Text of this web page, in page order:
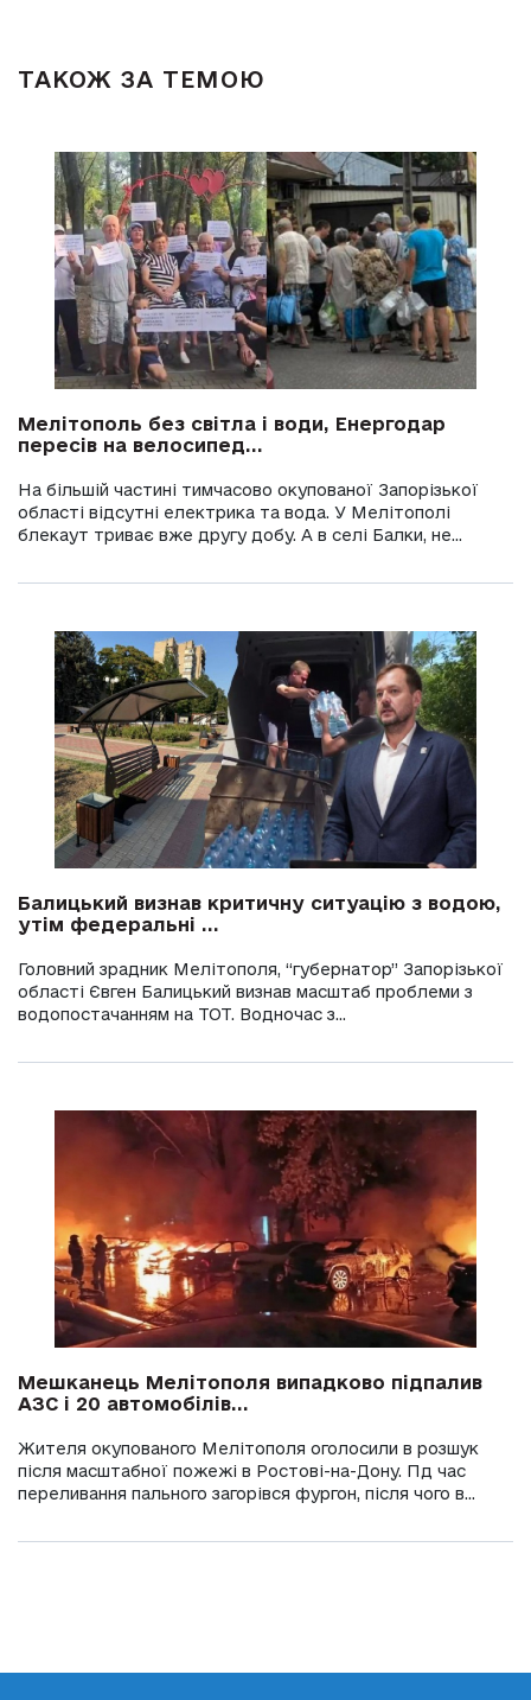
ТАКОЖ ЗА ТЕМОЮ
Мелітополь без світла і води, Енергодар
пересів на велосипед...
На більшій частині тимчасово окупованої Запорізької
області відсутні електрика та вода. У Мелітополі
блекаут триває вже другу добу. А в селі Балки, не...
Балицький визнав критичну ситуацію з водою,
утім федеральні ...
Головний зрадник Мелітополя, “губернатор” Запорізької
області Євген Балицький визнав масштаб проблеми з
водопостачанням на ТОТ. Водночас з...
Мешканець Мелітополя випадково підпалив
АЗС і 20 автомобілів...
Жителя окупованого Мелітополя оголосили в розшук
після масштабної пожежі в Ростові-на-Дону. Пд час
переливання пального загорівся фургон, після чого в...